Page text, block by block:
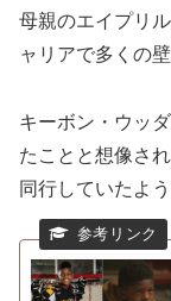
母親のエイプリ
ャリアで多くの
キーボン・ウッ
たことと想像さ
同行していたよう